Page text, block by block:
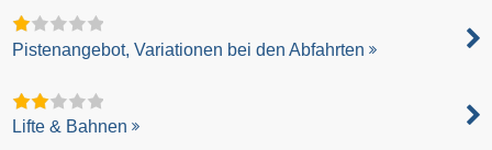
Pistenangebot, Variationen bei den Abfahrten
Lifte & Bahnen